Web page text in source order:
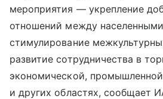
мероприятия — укрепление
отношений между
стимулирование
развитие сотрудничества в
экономической,
и других областях, сообщает